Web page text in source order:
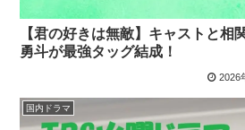
【君の好きは無敵】キャストと相
勇斗が最強タッグ結成！
2026
国内ドラマ